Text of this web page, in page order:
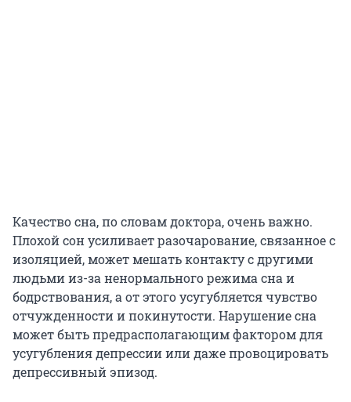
Качество сна, по словам доктора, очень важно.
Плохой сон усиливает разочарование, связанное с
изоляцией, может мешать контакту с другими
людьми из-за ненормального режима сна и
бодрствования, а от этого усугубляется чувство
отчужденности и покинутости. Нарушение сна
может быть предрасполагающим фактором для
усугубления депрессии или даже провоцировать
депрессивный эпизод.